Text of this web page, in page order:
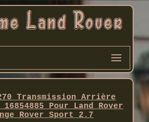
Transmission Arrière
16854885 Pour Land Rover
Rover Sport 2.7